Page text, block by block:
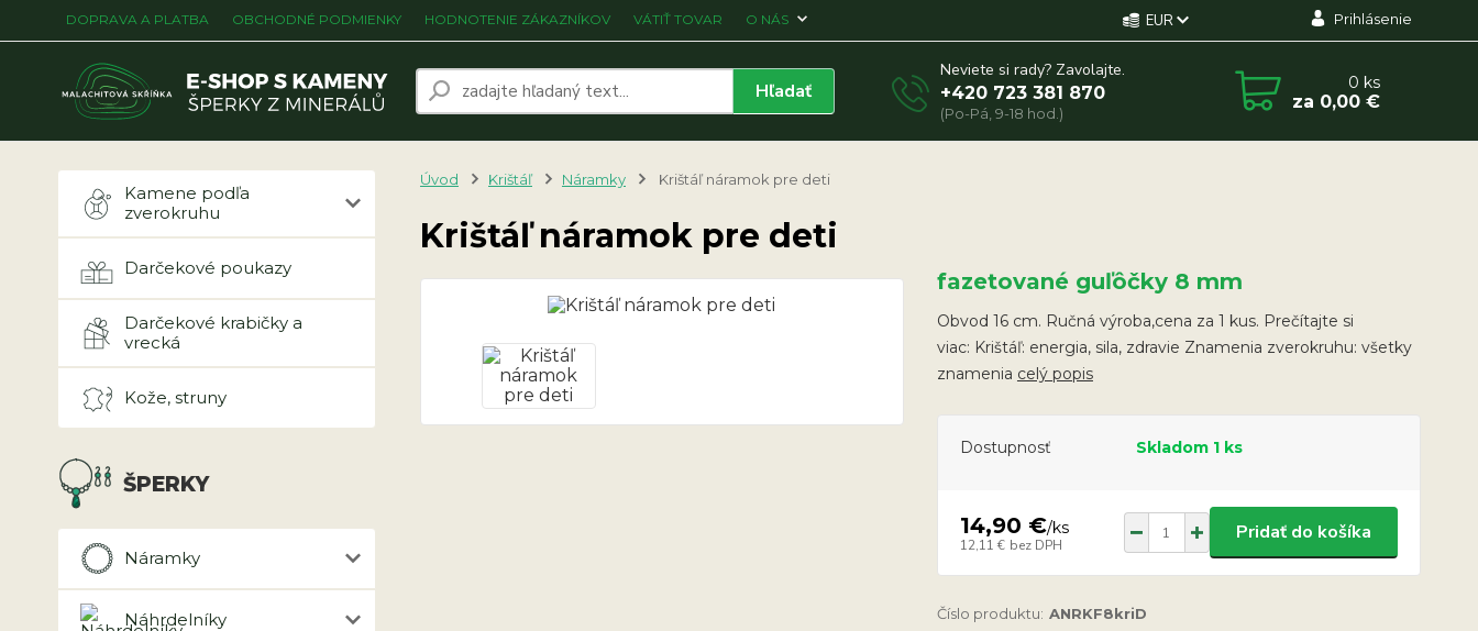
DOPRAVA A PLATBA OBCHODNÉ PODMIENKY HODNOTENIE ZÁKAZNÍKOV VÁTIŤ TOVAR O NÁS EUR Prihlásenie
Hľadať
Neviete si rady? Zavolajte.
+420 723 381 870
(Po-Pá, 9-18 hod.)
0 ks
za 0,00 €
Kamene podľa
zverokruhu
Darčekové poukazy
Darčekové krabičky a
vrecká
Kože, struny
ŠPERKY
Náramky
Náhrdelníky
Úvod Krištáľ Náramky Krištáľ náramok pre deti
Krištáľ náramok pre deti
fazetované guľôčky 8 mm
Obvod 16 cm. Ručná výroba,cena za 1 kus. Prečítajte si
viac: Krištáľ: energia, sila, zdravie Znamenia zverokruhu: všetky
znamenia celý popis
Dostupnosť Skladom 1 ks
14,90 €/ks
12,11 € bez DPH
Pridať do košíka
Číslo produktu: ANRKF8kriD